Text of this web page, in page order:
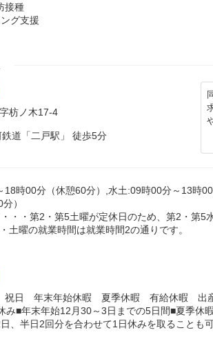
接種
グ支援
枋ノ木17-4
鉄道「二戸駅」 徒歩5分
18時00分（休憩60分）,水土:09時00分～13時
）
・・第2・第5土曜が定休日のため、第2・第5
土曜の就業時間は就業時間2の通りです。
日 年末年始休暇 夏季休暇 有給休暇 出
み■年末年始12月30～3日までの5日間■夏季休
、半日2回分を合わせて1日休みを取ることも